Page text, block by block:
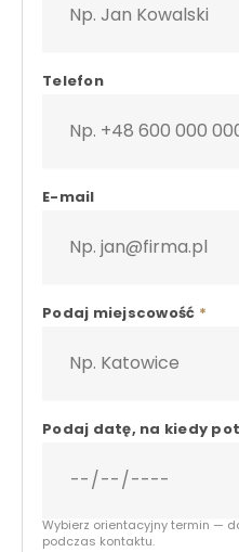
Telefon
E-mail
Podaj miejscowość *
Podaj datę, na kiedy
Wybierz orientacyjny termin —
podczas kontaktu.